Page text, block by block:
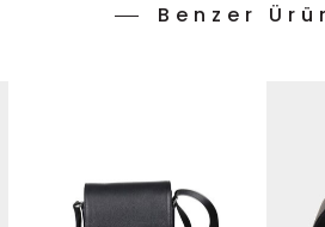
Benzer